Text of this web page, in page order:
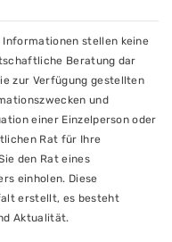
Informationen stellen keine
Beratung dar
zur Verfügung gestellten
und
einer Einzelperson oder
Rat für Ihre
den Rat eines
einholen. Diese
erstellt, es besteht
Aktualität.